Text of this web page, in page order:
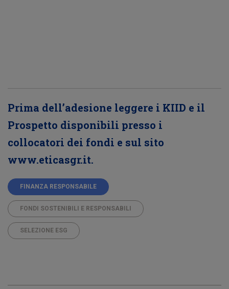
Prima dell’adesione leggere i KIID e il
Prospetto disponibili presso i
collocatori dei fondi e sul sito
www.eticasgr.it.
FINANZA RESPONSABILE
FONDI SOSTENIBILI E RESPONSABILI
SELEZIONE ESG